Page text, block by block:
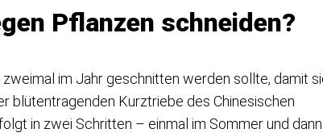
Pflanzen schneiden?
im Jahr geschnitten werden sollte, damit
blütentragenden Kurztriebe des Chinesischen
in zwei Schritten – einmal im Sommer und dann